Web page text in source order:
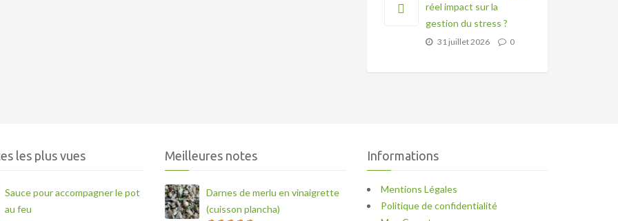
réel impact sur la
gestion du stress ?
31 juillet 2026 0
les plus vues
Sauce pour accompagner le pot
au feu
Meilleures notes
Darnes de merlu en vinaigrette
(cuisson plancha)
Informations
Mentions Légales
Politique de confidentialité